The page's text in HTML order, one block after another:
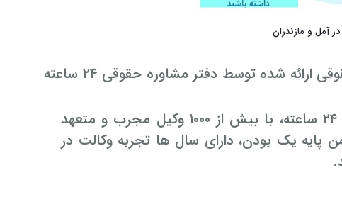
وجه مخفی این سوال این است که آیا می توان به خدمات حقوقی ارائه شده توسط دفتر مشاوره حقوقی ۲۴ ساعته
و تضمینی ۲۴ ساعته، با بیش از ۱۰۰۰ وکیل مجرب و متعهد
یک بودن، دارای سال ها تجربه وکالت در